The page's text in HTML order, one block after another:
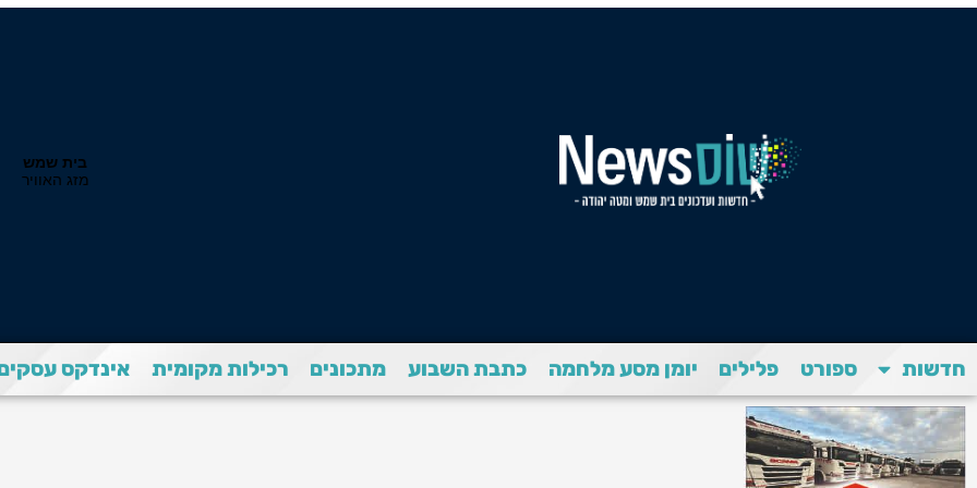
חדשות ספורט פלילים יומן מסע מלחמה כתבת השבוע מתכונים רכילות מקומית אינדקס